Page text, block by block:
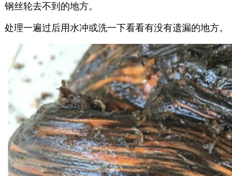
钢丝轮去不到的地方。
处理一遍过后用水冲或洗一下看看有没有遗漏的地方。